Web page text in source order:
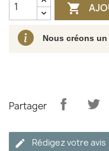

Nous créons
Partager
Rédigez votre avis